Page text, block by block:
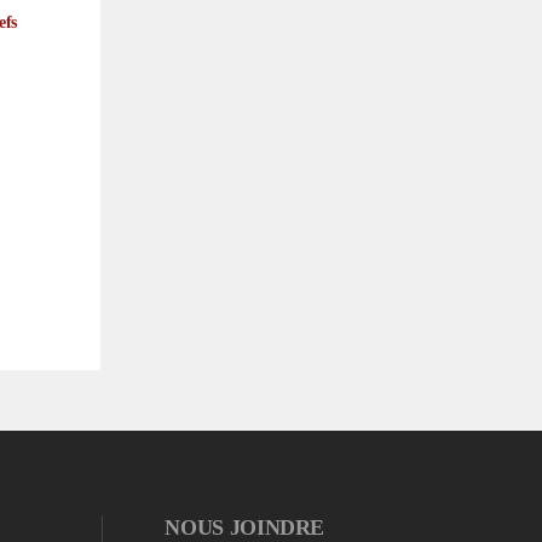
NOUS JOINDRE